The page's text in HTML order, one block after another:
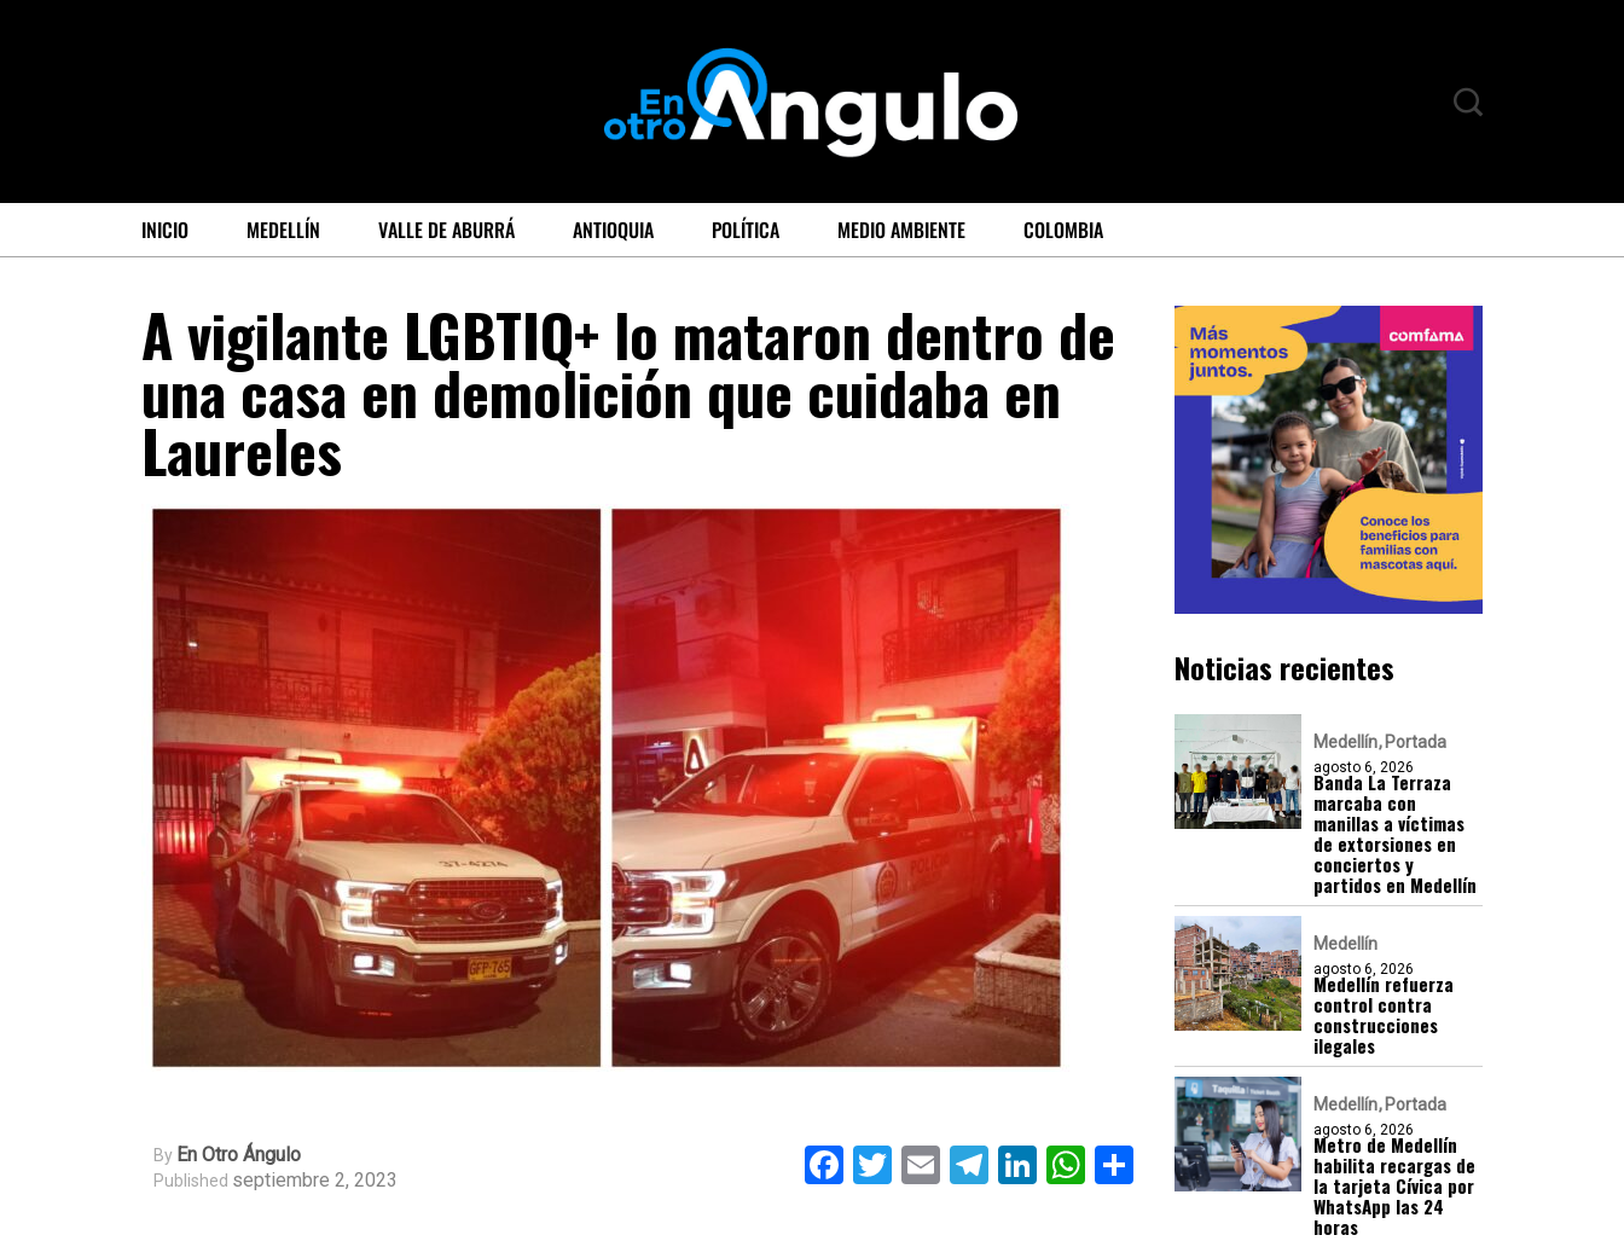
INICIO MEDELLÍN VALLE DE ABURRÁ ANTIOQUIA POLÍTICA MEDIO AMBIENTE COLOMBIA
A vigilante LGBTIQ+ lo mataron dentro de
una casa en demolición que cuidaba en
Laureles
By En Otro Ángulo
Published septiembre 2, 2023 Facebook
Twitter
EmailTelegram
LinkedIn
WhatsApp
Compartir
Noticias recientes
Medellín Portada
agosto 6, 2026
Banda La Terraza
marcaba con
manillas a víctimas
de extorsiones en
conciertos y
partidos en Medellín
Medellín
agosto 6, 2026
Medellín refuerza
control contra
construcciones
ilegales
Medellín Portada
agosto 6, 2026
Metro de Medellín
habilita recargas de
la tarjeta Cívica por
WhatsApp las 24
horas